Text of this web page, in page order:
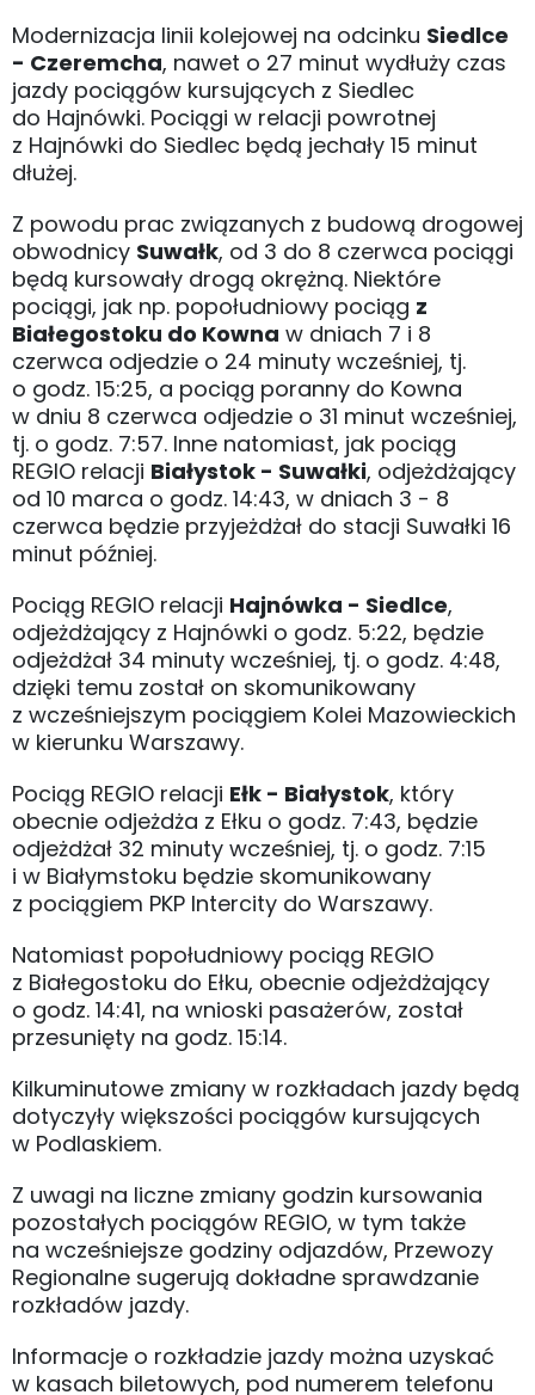
Modernizacja linii kolejowej na odcinku Siedlce
- Czeremcha, nawet o 27 minut wydłuży czas
jazdy pociągów kursujących z Siedlec
do Hajnówki. Pociągi w relacji powrotnej
z Hajnówki do Siedlec będą jechały 15 minut
dłużej.
Z powodu prac związanych z budową drogowej
obwodnicy Suwałk, od 3 do 8 czerwca pociągi
będą kursowały drogą okrężną. Niektóre
pociągi, jak np. popołudniowy pociąg z
Białegostoku do Kowna w dniach 7 i 8
czerwca odjedzie o 24 minuty wcześniej, tj.
o godz. 15:25, a pociąg poranny do Kowna
w dniu 8 czerwca odjedzie o 31 minut wcześniej,
tj. o godz. 7:57. Inne natomiast, jak pociąg
REGIO relacji Białystok - Suwałki, odjeżdżający
od 10 marca o godz. 14:43, w dniach 3 - 8
czerwca będzie przyjeżdżał do stacji Suwałki 16
minut później.
Pociąg REGIO relacji Hajnówka - Siedlce,
odjeżdżający z Hajnówki o godz. 5:22, będzie
odjeżdżał 34 minuty wcześniej, tj. o godz. 4:48,
dzięki temu został on skomunikowany
z wcześniejszym pociągiem Kolei Mazowieckich
w kierunku Warszawy.
Pociąg REGIO relacji Ełk - Białystok, który
obecnie odjeżdża z Ełku o godz. 7:43, będzie
odjeżdżał 32 minuty wcześniej, tj. o godz. 7:15
i w Białymstoku będzie skomunikowany
z pociągiem PKP Intercity do Warszawy.
Natomiast popołudniowy pociąg REGIO
z Białegostoku do Ełku, obecnie odjeżdżający
o godz. 14:41, na wnioski pasażerów, został
przesunięty na godz. 15:14.
Kilkuminutowe zmiany w rozkładach jazdy będą
dotyczyły większości pociągów kursujących
w Podlaskiem.
Z uwagi na liczne zmiany godzin kursowania
pozostałych pociągów REGIO, w tym także
na wcześniejsze godziny odjazdów, Przewozy
Regionalne sugerują dokładne sprawdzanie
rozkładów jazdy.
Informacje o rozkładzie jazdy można uzyskać
w kasach biletowych, pod numerem telefonu